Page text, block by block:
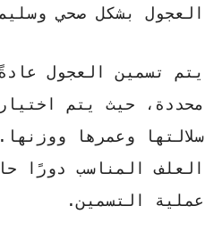
العجول بشكل صحي
يتم تسمين العجول
محددة، حيث يتم
سلالتها وعمرها
العلف المناسب دورًا
عملية التسمين.